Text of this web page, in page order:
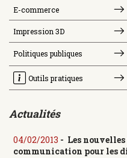
E-commerce
Impression 3D
Politiques publiques
Outils pratiques
Actualités
04/02/2013 - Les
communication pour les